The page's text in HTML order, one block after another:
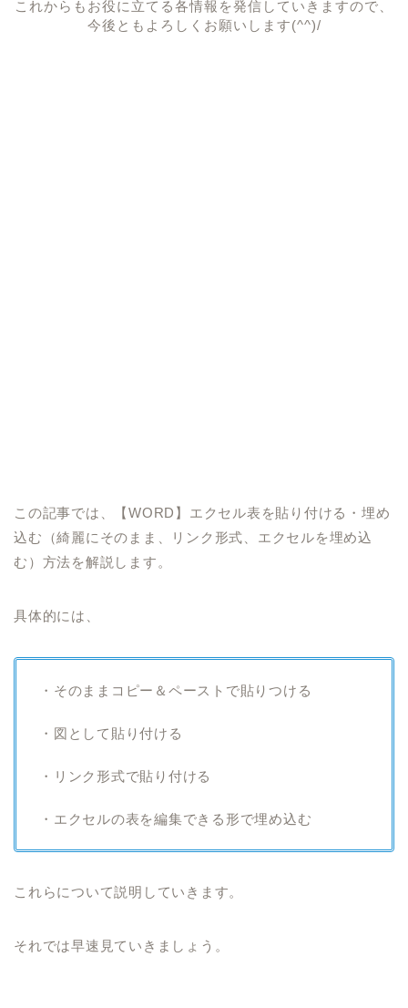
これからもお役に立てる各情報を発信していきますので、
今後ともよろしくお願いします(^^)/
この記事では、【WORD】エクセル表を貼り付ける・埋め
込む（綺麗にそのまま、リンク形式、エクセルを埋め込
む）方法を解説します。
具体的には、
・そのままコピー＆ペーストで貼りつける
・図として貼り付ける
・リンク形式で貼り付ける
・エクセルの表を編集できる形で埋め込む
これらについて説明していきます。
それでは早速見ていきましょう。